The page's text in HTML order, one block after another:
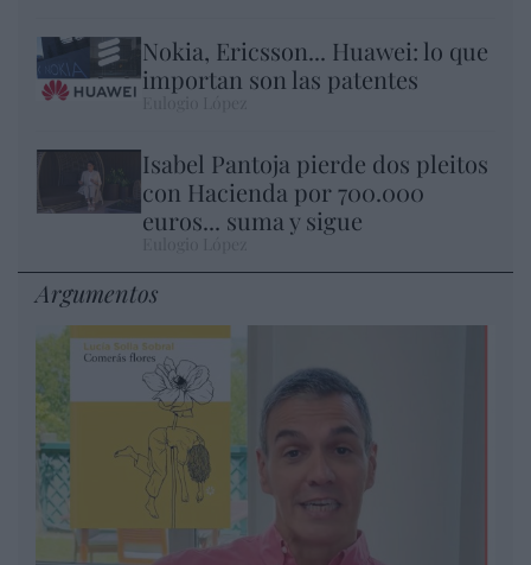
Nokia, Ericsson... Huawei: lo que
importan son las patentes
Isabel Pantoja pierde dos pleitos
con Hacienda por 700.000
euros... suma y sigue
Argumentos